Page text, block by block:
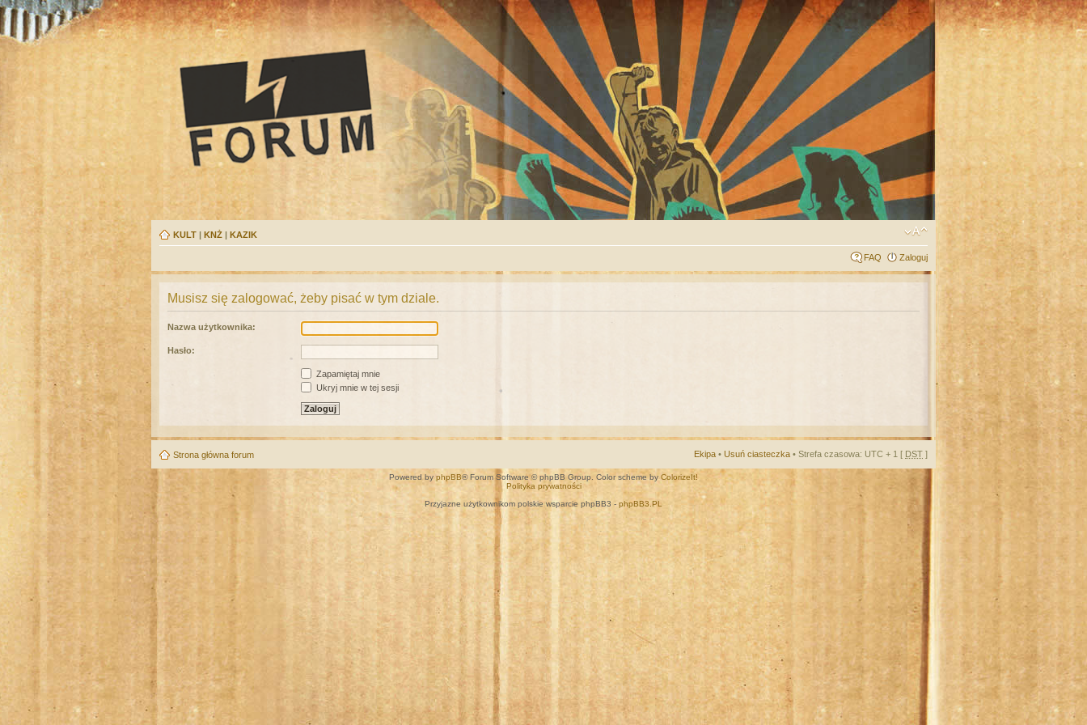
KULT | KNŻ | KAZIK
FAQ Zaloguj
Musisz się zalogować, żeby pisać w tym dziale.
Nazwa użytkownika:
Hasło:
Zapamiętaj mnie
Ukryj mnie w tej sesji
Strona główna forum Ekipa • Usuń ciasteczka • Strefa czasowa: UTC + 1 [ DST ]
Powered by phpBB® Forum Software © phpBB Group. Color scheme by ColorizeIt!
Polityka prywatności
Przyjazne użytkownikom polskie wsparcie phpBB3 - phpBB3.PL